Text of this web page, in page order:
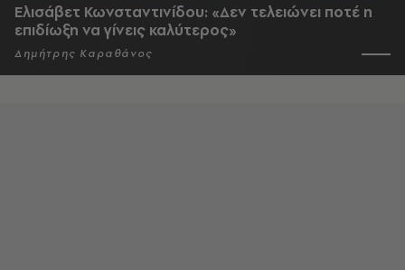
Ελισάβετ Κωνσταντινίδου: «Δεν τελειώνει ποτέ η
επιδίωξη να γίνεις καλύτερος»
Δημήτρης Καραθάνος